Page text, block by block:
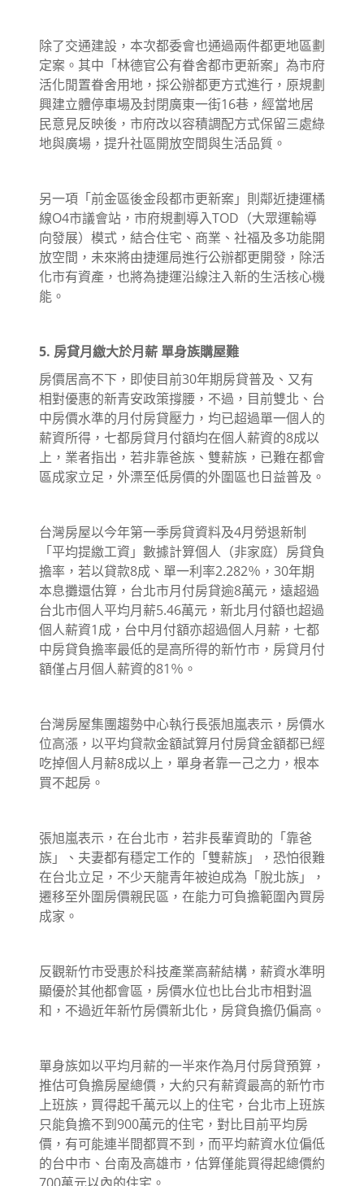
除了交通建設，本次都委會也通過兩件都更地區劃
定案。其中「林德官公有眷舍都市更新案」為市府
活化閒置眷舍用地，採公辦都更方式進行，原規劃
興建立體停車場及封閉廣東一街16巷，經當地居
民意見反映後，市府改以容積調配方式保留三處綠
地與廣場，提升社區開放空間與生活品質。
另一項「前金區後金段都市更新案」則鄰近捷運橘
線O4市議會站，市府規劃導入TOD（大眾運輸導
向發展）模式，結合住宅、商業、社福及多功能開
放空間，未來將由捷運局進行公辦都更開發，除活
化市有資產，也將為捷運沿線注入新的生活核心機
能。
5. 房貸月繳大於月薪 單身族購屋難
房價居高不下，即使目前30年期房貸普及、又有
相對優惠的新青安政策撐腰，不過，目前雙北、台
中房價水準的月付房貸壓力，均已超過單一個人的
薪資所得，七都房貸月付額均在個人薪資的8成以
上，業者指出，若非靠爸族、雙薪族，已難在都會
區成家立足，外漂至低房價的外圍區也日益普及。
台灣房屋以今年第一季房貸資料及4月勞退新制
「平均提繳工資」數據計算個人（非家庭）房貸負
擔率，若以貸款8成、單一利率2.282％，30年期
本息攤還估算，台北市月付房貸逾8萬元，遠超過
台北市個人平均月薪5.46萬元，新北月付額也超過
個人薪資1成，台中月付額亦超過個人月薪，七都
中房貸負擔率最低的是高所得的新竹市，房貸月付
額僅占月個人薪資的81％。
台灣房屋集團趨勢中心執行長張旭嵐表示，房價水
位高漲，以平均貸款金額試算月付房貸金額都已經
吃掉個人月薪8成以上，單身者靠一己之力，根本
買不起房。
張旭嵐表示，在台北市，若非長輩資助的「靠爸
族」、夫妻都有穩定工作的「雙薪族」，恐怕很難
在台北立足，不少天龍青年被迫成為「脫北族」，
遷移至外圍房價親民區，在能力可負擔範圍內買房
成家。
反觀新竹市受惠於科技產業高薪結構，薪資水準明
顯優於其他都會區，房價水位也比台北市相對溫
和，不過近年新竹房價新北化，房貸負擔仍偏高。
單身族如以平均月薪的一半來作為月付房貸預算，
推估可負擔房屋總價，大約只有薪資最高的新竹市
上班族，買得起千萬元以上的住宅，台北市上班族
只能負擔不到900萬元的住宅，對比目前平均房
價，有可能連半間都買不到，而平均薪資水位偏低
的台中市、台南及高雄市，估算僅能買得起總價約
700萬元以內的住宅。